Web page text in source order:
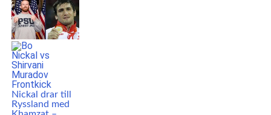
Nickal drar till
Ryssland med